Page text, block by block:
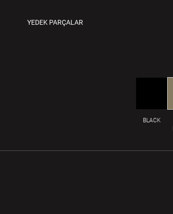
YEDEK PARÇALAR
BLACK